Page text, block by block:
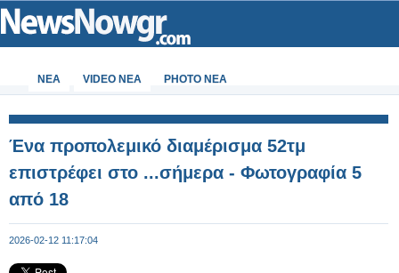
ΝΕΑ VIDEO NEA PHOTO NEA
Ένα προπολεμικό διαμέρισμα 52τμ
επιστρέφει στο ...σήμερα - Φωτογραφία 5
από 18
2026-02-12 11:17:04